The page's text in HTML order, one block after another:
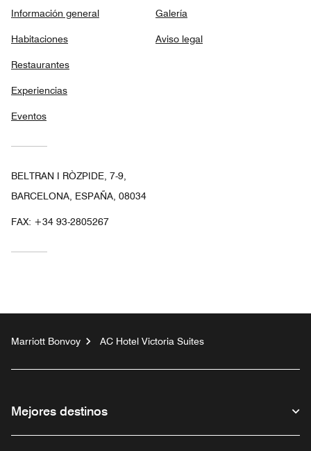
Información general
Habitaciones
Restaurantes
Experiencias
Eventos
Galería
Aviso legal
BELTRAN I RÒZPIDE, 7-9,
BARCELONA, ESPAÑA, 08034
FAX: +34 93-2805267
Marriott Bonvoy AC Hotel Victoria Suites
Mejores destinos